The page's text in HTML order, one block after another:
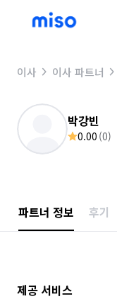
이사 이사 파트너
박강빈
0.00 (0)
파트너 정보 후기
제공 서비스